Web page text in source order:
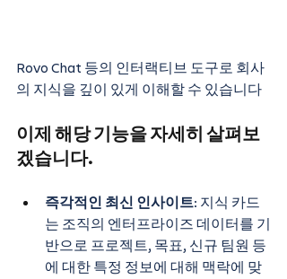
Rovo Chat 등의 인터랙티브 도구로 회사
의 지식을 깊이 있게 이해할 수 있습니다
이제 해당 기능을 자세히 살펴보
겠습니다.
즉각적인 최신 인사이트: 지식 카드
는 조직의 엔터프라이즈 데이터를 기
반으로 프로젝트, 목표, 신규 팀원 등
에 대한 특정 정보에 대해 맥락에 맞